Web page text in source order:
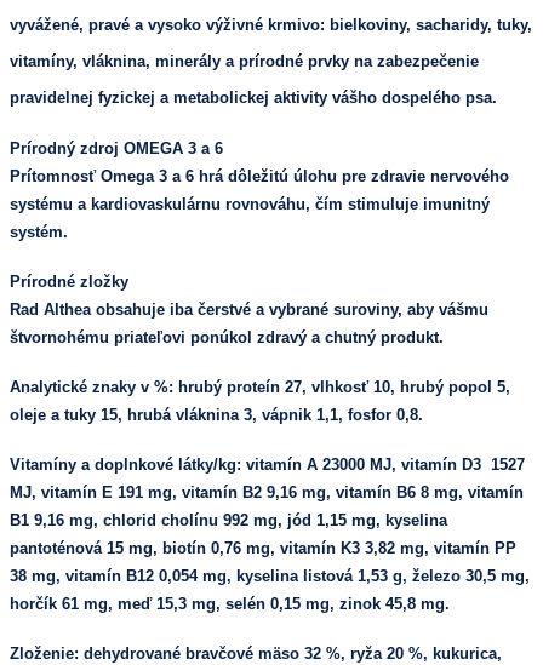
vyvážené, pravé a vysoko výživné krmivo: bielkoviny, sacharidy, tuky,
vitamíny, vláknina, minerály a prírodné prvky na zabezpečenie
pravidelnej fyzickej a metabolickej aktivity vášho dospelého psa.
Prírodný zdroj OMEGA 3 a 6
Prítomnosť Omega 3 a 6 hrá dôležitú úlohu pre zdravie nervového
systému a kardiovaskulárnu rovnováhu, čím stimuluje imunitný
systém.
Prírodné zložky
Rad Althea obsahuje iba čerstvé a vybrané suroviny, aby vášmu
štvornohému priateľovi ponúkol zdravý a chutný produkt.
Analytické znaky v %: hrubý proteín 27, vlhkosť 10, hrubý popol 5,
oleje a tuky 15, hrubá vláknina 3, vápnik 1,1, fosfor 0,8.
Vitamíny a doplnkové látky/kg: vitamín A 23000 MJ, vitamín D3 1527
MJ, vitamín E 191 mg, vitamín B2 9,16 mg, vitamín B6 8 mg, vitamín
B1 9,16 mg, chlorid cholínu 992 mg, jód 1,15 mg, kyselina
pantoténová 15 mg, biotín 0,76 mg, vitamín K3 3,82 mg, vitamín PP
38 mg, vitamín B12 0,054 mg, kyselina listová 1,53 g, železo 30,5 mg,
horčík 61 mg, meď 15,3 mg, selén 0,15 mg, zinok 45,8 mg.
Zloženie: dehydrované bravčové mäso 32 %, ryža 20 %, kukurica,